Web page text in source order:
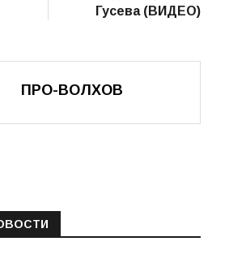
мастера резьбы
ПРО-ВОЛХОВ